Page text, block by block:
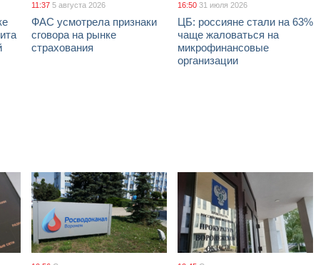
11:37 5 августа 2026
ФАС усмотрела признаки
сговора на рынке
страхования
16:50 31 июля 2026
ЦБ: россияне стали на 63%
чаще жаловаться на
микрофинансовые
организации